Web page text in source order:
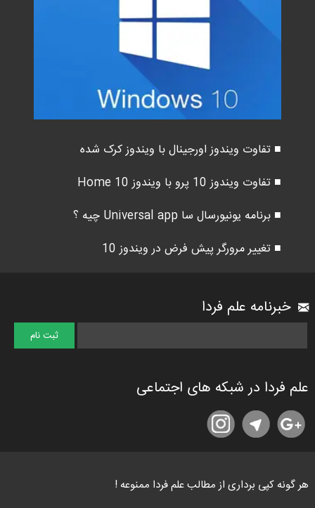
■ تفاوت ویندوز اورجینال با ویندوز کرک شده
■ تفاوت ویندوز 10 پرو با ویندوز 10 Home
■ برنامه یونیورسال سا Universal app چیه ؟
■ تغییر مرورگر پیش فرض در ویندوز 10
خبرنامه علم فردا
علم فردا در شبکه های اجتماعی
هر گونه کپی برداری از مطالب علم فردا ممنوعه !